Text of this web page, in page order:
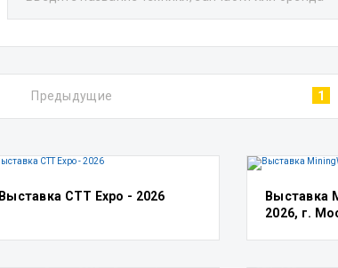
Предыдущие 1
Выставка СТТ Expo - 2026
Выставка
2026, г.